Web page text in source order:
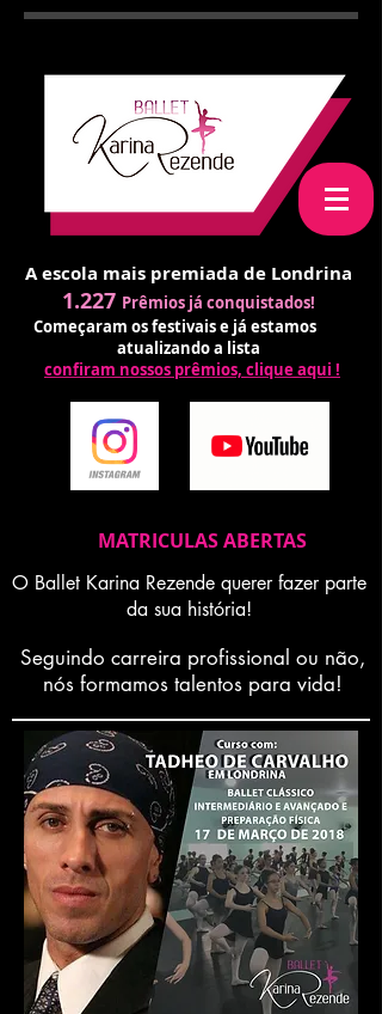
A escola mais premiada de Londrina
1.227 Prêmios já conquistados!
Começaram os festivais e já estamos
atualizando a lista
confiram nossos prêmios, clique aqui !
MATRICULAS ABERTAS
O Ballet Karina Rezende querer fazer parte
da sua história!
Seguindo carreira profissional ou não,
nós formamos talentos para vida!